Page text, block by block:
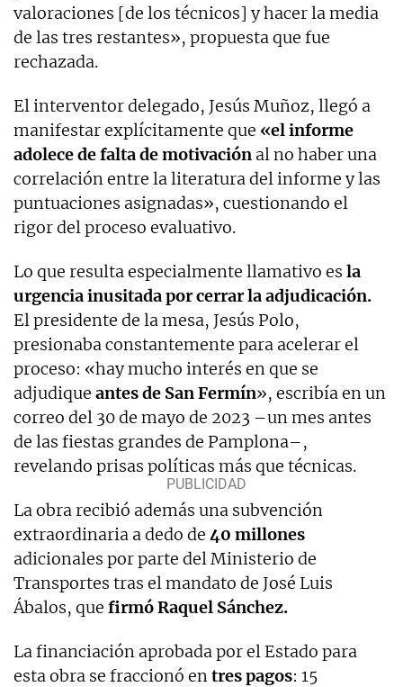
valoraciones [de los técnicos] y hacer la media
de las tres restantes», propuesta que fue
rechazada.
El interventor delegado, Jesús Muñoz, llegó a
manifestar explícitamente que «el informe
adolece de falta de motivación al no haber una
correlación entre la literatura del informe y las
puntuaciones asignadas», cuestionando el
rigor del proceso evaluativo.
Lo que resulta especialmente llamativo es la
urgencia inusitada por cerrar la adjudicación.
El presidente de la mesa, Jesús Polo,
presionaba constantemente para acelerar el
proceso: «hay mucho interés en que se
adjudique antes de San Fermín», escribía en un
correo del 30 de mayo de 2023 –un mes antes
de las fiestas grandes de Pamplona–,
revelando prisas políticas más que técnicas.
La obra recibió además una subvención
extraordinaria a dedo de 40 millones
adicionales por parte del Ministerio de
Transportes tras el mandato de José Luis
Ábalos, que firmó Raquel Sánchez.
La financiación aprobada por el Estado para
esta obra se fraccionó entres pagos: 15